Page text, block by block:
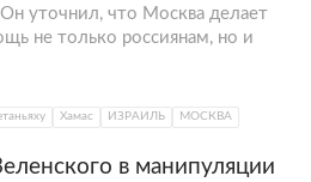
уточнил, что Москва делает
не только россиянам, но и
Хамас ИЗРАИЛЬ МОСКВА
в манипуляции